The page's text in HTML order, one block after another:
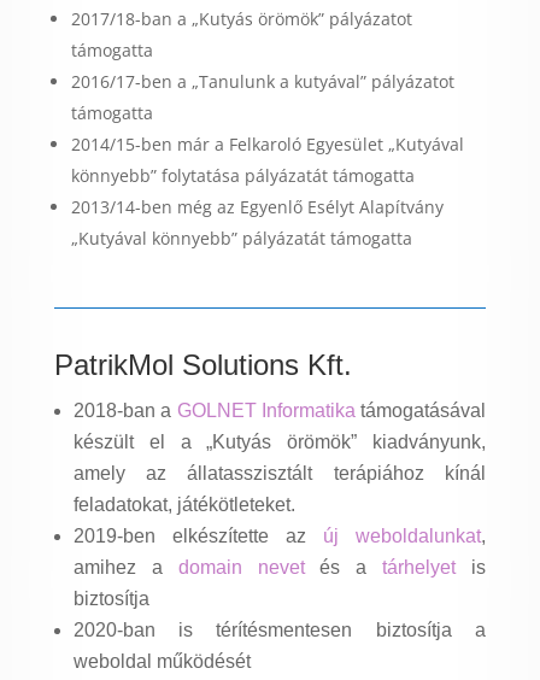
2017/18-ban a „Kutyás örömök” pályázatot
támogatta
2016/17-ben a „Tanulunk a kutyával” pályázatot
támogatta
2014/15-ben már a Felkaroló Egyesület „Kutyával
könnyebb” folytatása pályázatát támogatta
2013/14-ben még az Egyenlő Esélyt Alapítvány
„Kutyával könnyebb” pályázatát támogatta
PatrikMol Solutions Kft.
2018-ban a GOLNET Informatika támogatásával
készült el a „Kutyás örömök” kiadványunk,
amely az állatasszisztált terápiához kínál
feladatokat, játékötleteket.
2019-ben elkészítette az új weboldalunkat,
amihez a domain nevetés atárhelyetis
biztosítja
2020-ban is térítésmentesen biztosítja a
weboldal működését